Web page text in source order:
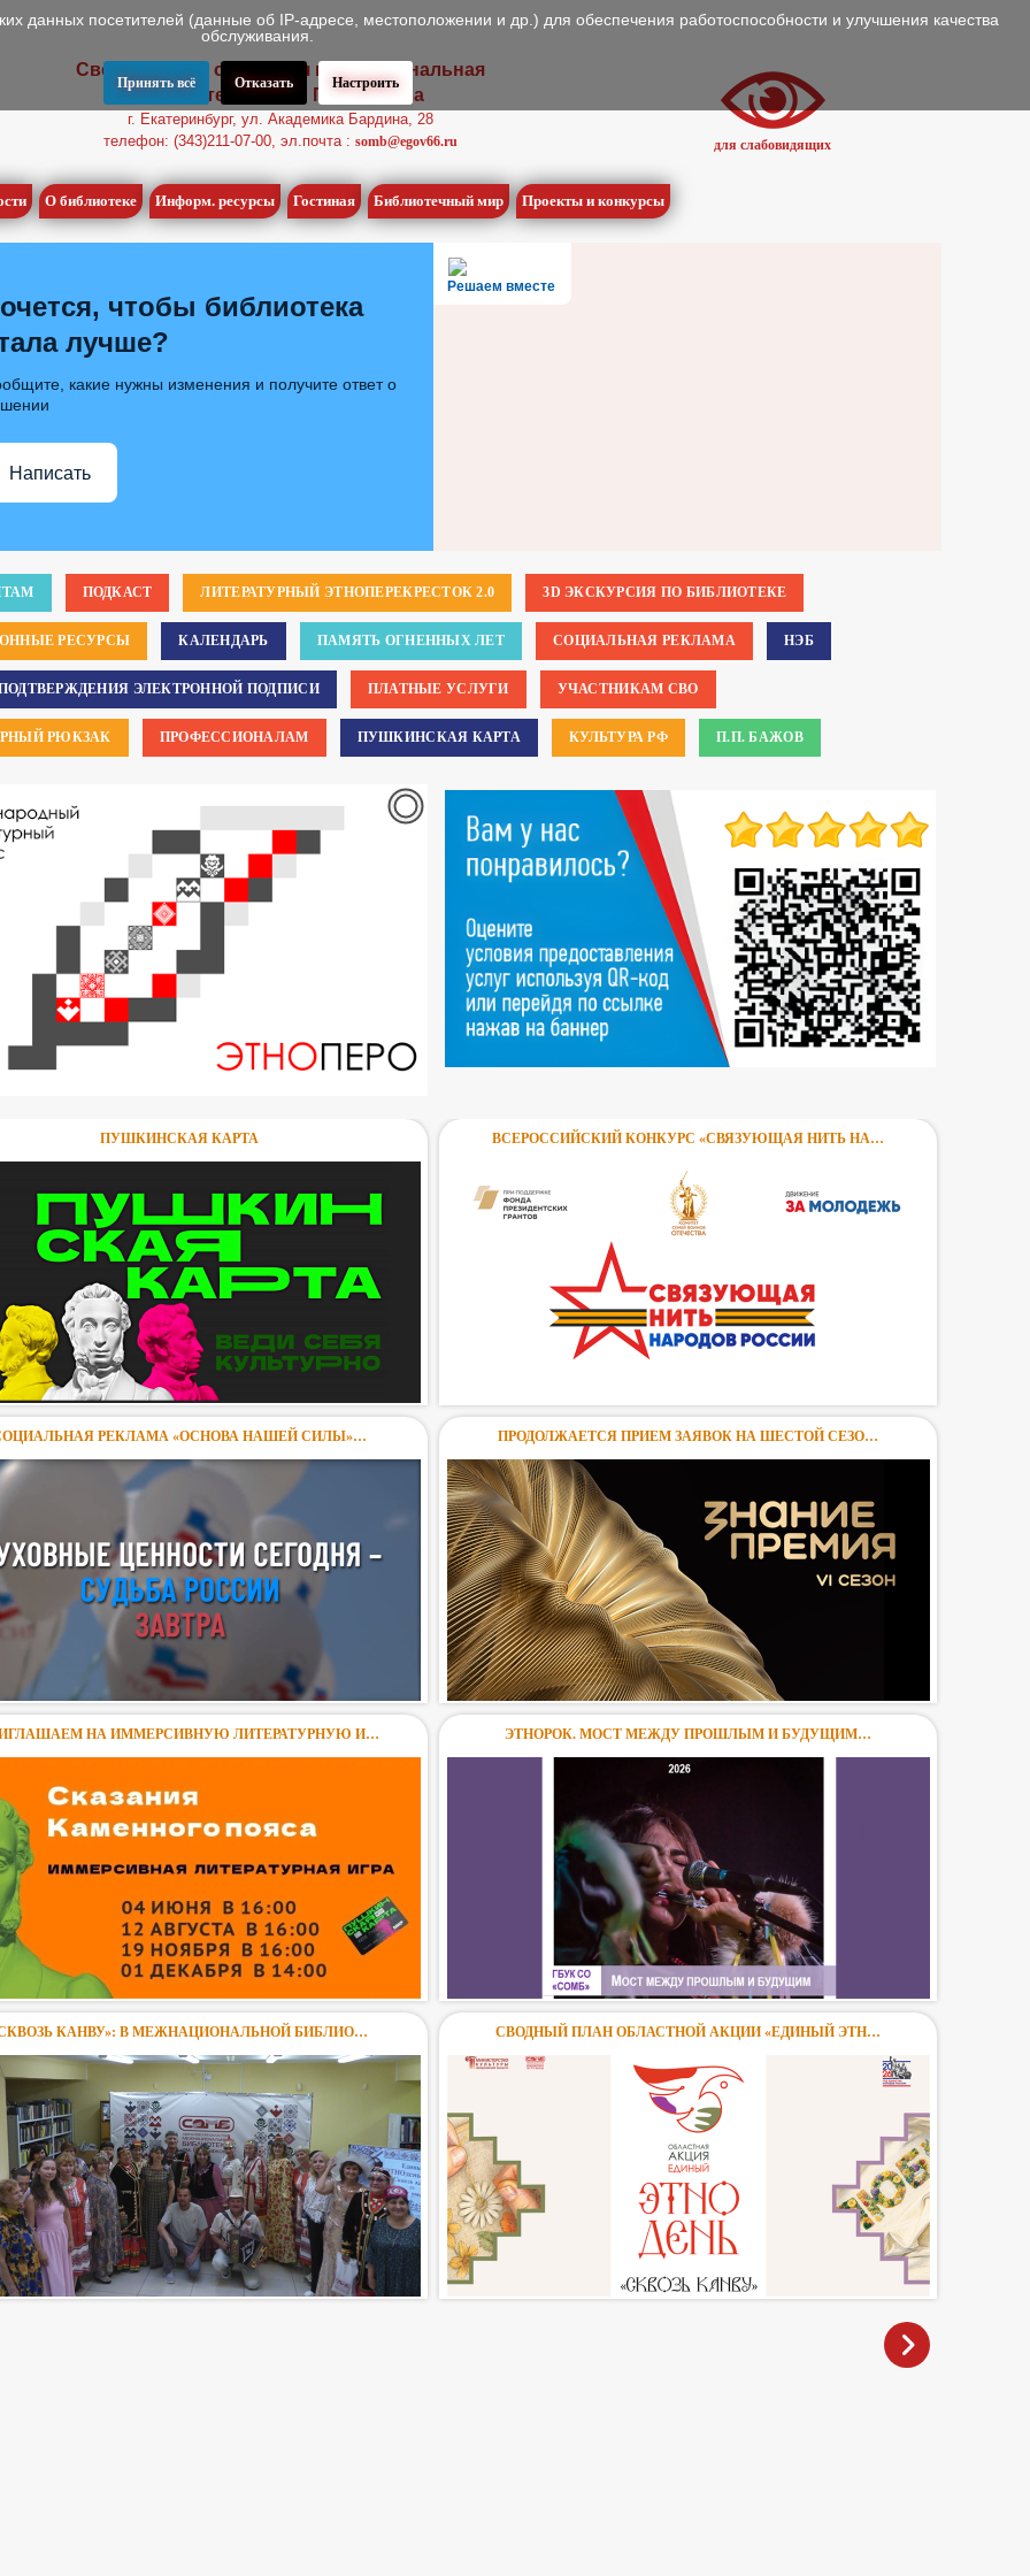
Свердловская областная межнациональная
библиотека имени П.П. Бажова
г. Екатеринбург, ул. Академика Бардина, 28
телефон: (343)211-07-00, эл.почта : somb@egov66.ru для слабовидящих
О библиотеке Информ. ресурсы Гостиная Библиотечный мир Проекты и конкурсы
Решаем вместе
чтобы библиотека
лучше?
какие нужны изменения и получите ответ о
Написать
ПОДКАСТ ЛИТЕРАТУРНЫЙ ЭТНОПЕРЕКРЕСТОК 2.0 3D ЭКСКУРСИЯ ПО БИБЛИОТЕКЕ
РЕСУРСЫ КАЛЕНДАРЬ ПАМЯТЬ ОГНЕННЫХ ЛЕТ СОЦИАЛЬНАЯ РЕКЛАМА НЭБ
ЭЛЕКТРОННОЙ ПОДПИСИ ПЛАТНЫЕ УСЛУГИ УЧАСТНИКАМ СВО
РЮКЗАК ПРОФЕССИОНАЛАМ ПУШКИНСКАЯ КАРТА КУЛЬТУРА РФ П.П. БАЖОВ
ПУШКИНСКАЯ КАРТА
РЕКЛАМА «ОСНОВА НАШЕЙ СИЛЫ»…
НА ИММЕРСИВНУЮ ЛИТЕРАТУРНУЮ И…
КАНВУ»: В МЕЖНАЦИОНАЛЬНОЙ БИБЛИО…
ВСЕРОССИЙСКИЙ КОНКУРС «СВЯЗУЮЩАЯ НИТЬ НА…
ПРОДОЛЖАЕТСЯ ПРИЕМ ЗАЯВОК НА ШЕСТОЙ СЕЗО…
ЭТНОРОК. МОСТ МЕЖДУ ПРОШЛЫМ И БУДУЩИМ…
СВОДНЫЙ ПЛАН ОБЛАСТНОЙ АКЦИИ «ЕДИНЫЙ ЭТН…
данных посетителей (данные об IP-адресе, местоположении и др.) для обеспечения работоспособности и улучшения качества
обслуживания.
Принять всё Отказать Настроить